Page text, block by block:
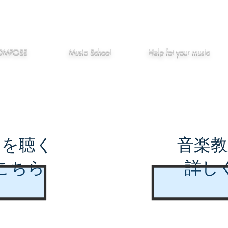
Music School Helpfot your music
聴く
ちら
音楽
詳し